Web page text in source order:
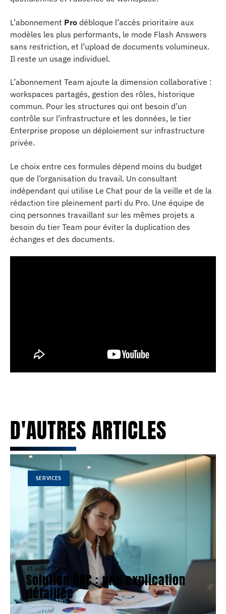
L’abonnement Pro débloque l’accès prioritaire aux
modèles les plus performants, le mode Flash Answers
sans restriction, et l’upload de documents volumineux.
Il reste un usage individuel.
L’abonnement Team ajoute la dimension collaborative :
workspaces partagés, gestion des rôles, historique
commun. Pour les structures qui ont besoin d’un
contrôle sur l’infrastructure et les données, le tier
Enterprise propose un déploiement sur infrastructure
privée.
Le choix entre ces formules dépend moins du budget
que de l’organisation du travail. Un consultant
indépendant qui utilise Le Chat pour de la veille et de la
rédaction tire pleinement parti du Pro. Une équipe de
cinq personnes travaillant sur les mêmes projets a
besoin du tier Team pour éviter la duplication des
échanges et des documents.
D'AUTRES ARTICLES
SERVICES
31 juillet 2026
Solution GRC : une explication
détaillée